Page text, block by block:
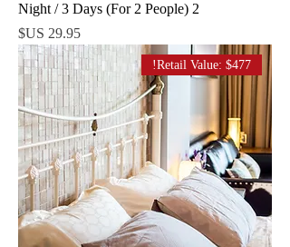
2 Night / 3 Days (For 2 People)
السعر
Retail Value: $477!